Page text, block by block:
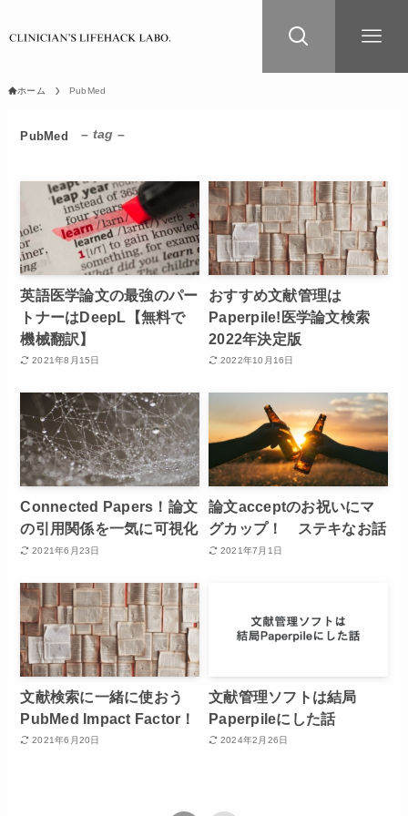
ホーム PubMed
PubMed – tag –
英語医学論文の最強のパー
トナーはDeepL【無料で
機械翻訳】
2021年8月15日
おすすめ文献管理は
Paperpile!医学論文検索
2022年決定版
2022年10月16日
Connected Papers！論文
の引用関係を一気に可視化
2021年6月23日
論文acceptのお祝いにマ
グカップ！ ステキなお話
2021年7月1日
文献検索に一緒に使おう
PubMed Impact Factor！
2021年6月20日
文献管理ソフトは結局
Paperpileにした話
2024年2月26日